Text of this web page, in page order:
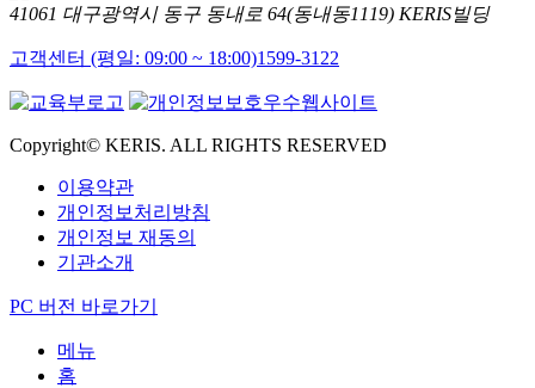
41061 대구광역시 동구 동내로 64(동내동1119) KERIS빌딩
고객센터 (평일: 09:00 ~ 18:00)1599-3122
Copyright© KERIS. ALL RIGHTS RESERVED
이용약관
개인정보처리방침
개인정보 재동의
기관소개
PC 버전 바로가기
메뉴
홈